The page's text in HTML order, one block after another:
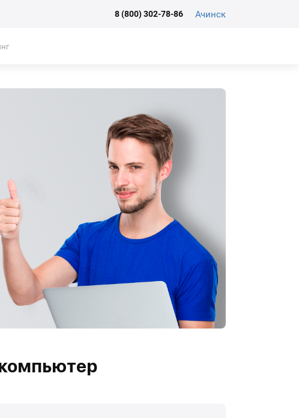
8 (800) 302-78-86 Ачинск